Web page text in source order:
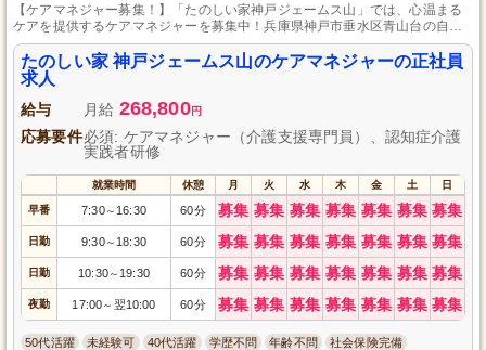
【ケアマネジャー募集！】「たのしい家神戸ジェームス山」では、心温まる
ケアを提供するケアマネジャーを募集中！兵庫県神戸市垂水区青山台の自然
に囲まれた温かなグループホームで、入居者様の生活の質の向上を目指しま
しょう。正社員としての安定した職場環境で、スキルアップをサポートしな
がら、一人ひとりの「幸せ」を形にするお仕事です。個別面接会開催中、ぜ
ひご応募ください。
たのしい家 神戸ジェームス山のケアマネジャーの正社員
求人
給与 月給 268,800円
応募要件必須: ケアマネジャー（介護支援専門員）、認知症介護
実践者研修
就業時間 休憩 月 火 水 木 金 土 日
早番 7:30～ 16:30 60分 募集 募集 募集 募集 募集 募集 募集
日勤 9:30～ 18:30 60分 募集 募集 募集 募集 募集 募集 募集
日勤 10:30～ 19:30 60分 募集 募集 募集 募集 募集 募集 募集
夜勤 17:00～ 翌10:00 60分 募集 募集 募集 募集 募集 募集 募集
50代活躍 未経験可 40代活躍 学歴不問 年齢不問 社会保険完備